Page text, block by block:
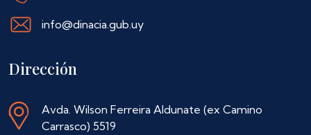
info@dinacia.gub.uy
Dirección
Avda. Wilson Ferreira Aldunate (ex Camino
Carrasco) 5519